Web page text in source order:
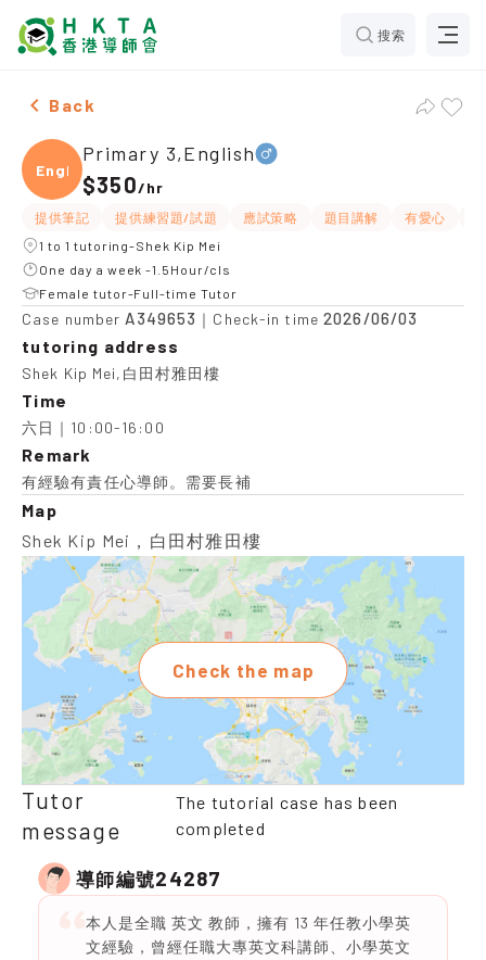
搜索
Male Primary 3,English，Shek Kip Mei Tuition
Back
Engli
Primary 3,English
$350/hr
提供筆記 提供練習題/試題 應試策略 題目講解 有愛心
1 to 1 tutoring-Shek Kip Mei
One day a week -1.5Hour/cls
Female tutor-Full-time Tutor
Case number A349653 ｜Check-in time2026/06/03
tutoring address
Shek Kip Mei,白田村雅田樓
Time
六日｜10:00-16:00
Remark
有經驗有責任心導師。需要長補
Map
Shek Kip Mei，白田村雅田樓
Check the map
Tutor
message
The tutorial case has been
completed
導師編號24287
本人是全職 英文 教師，擁有 13 年任教小學英
文經驗，曾經任職大專英文科講師、小學英文